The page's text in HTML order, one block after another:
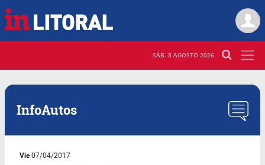
SÁB. 8 AGOSTO 2026
InfoAutos
Vie07/04/2017